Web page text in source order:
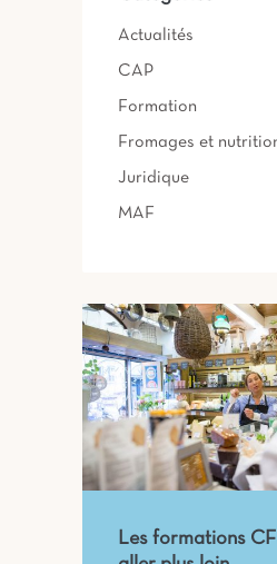
Actualités
CAP
Formation
Fromages et
Juridique
MAF
Les formations